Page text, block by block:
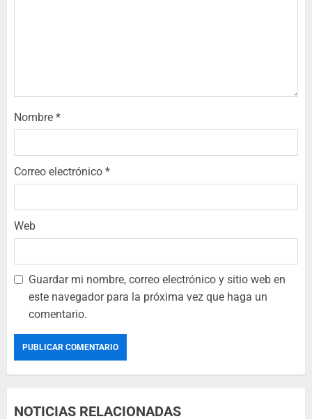
Nombre *
Correo electrónico *
Web
Guardar mi nombre, correo electrónico y sitio web en
este navegador para la próxima vez que haga un
comentario.
NOTICIAS RELACIONADAS